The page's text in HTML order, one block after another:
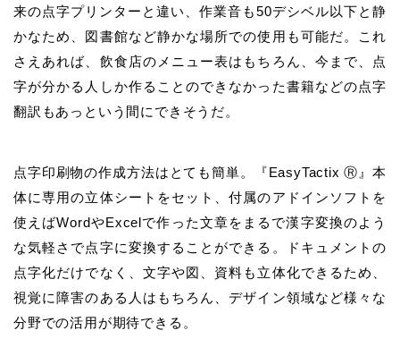
来の点字プリンターと違い、作業音も50デシベル以下と静
かなため、図書館など静かな場所での使用も可能だ。これ
さえあれば、飲食店のメニュー表はもちろん、今まで、点
字が分かる人しか作ることのできなかった書籍などの点字
翻訳もあっという間にできそうだ。
点字印刷物の作成方法はとても簡単。『EasyTactix Ⓡ』本
体に専用の立体シートをセット、付属のアドインソフトを
使えばWordやExcelで作った文章をまるで漢字変換のよう
な気軽さで点字に変換することができる。ドキュメントの
点字化だけでなく、文字や図、資料も立体化できるため、
視覚に障害のある人はもちろん、デザイン領域など様々な
分野での活用が期待できる。